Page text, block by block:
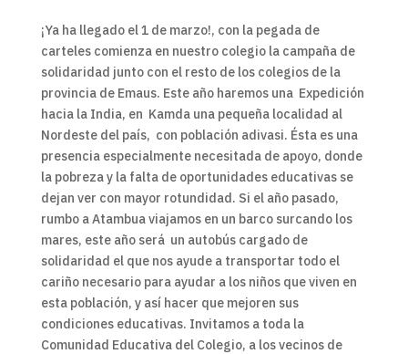
¡Ya ha llegado el 1 de marzo!, con la pegada de
carteles comienza en nuestro colegio la campaña de
solidaridad junto con el resto de los colegios de la
provincia de Emaus. Este año haremos una Expedición
hacia la India, en Kamda una pequeña localidad al
Nordeste del país, con población adivasi. Ésta es una
presencia especialmente necesitada de apoyo, donde
la pobreza y la falta de oportunidades educativas se
dejan ver con mayor rotundidad. Si el año pasado,
rumbo a Atambua viajamos en un barco surcando los
mares, este año será un autobús cargado de
solidaridad el que nos ayude a transportar todo el
cariño necesario para ayudar a los niños que viven en
esta población, y así hacer que mejoren sus
condiciones educativas. Invitamos a toda la
Comunidad Educativa del Colegio, a los vecinos de